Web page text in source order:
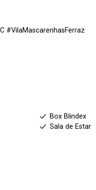
#VilaMascarenhasFerraz
Box Blindex
Sala de Estar